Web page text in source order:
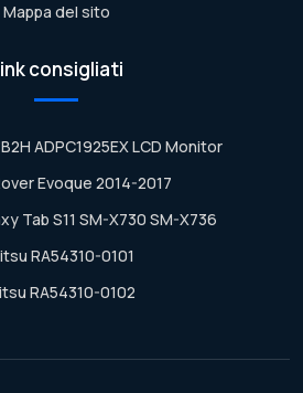
Mappa del sito
consigliati
ADPC1925EX LCD Monitor
Evoque 2014-2017
Tab S11 SM-X730 SM-X736
RA54310-0101
RA54310-0102